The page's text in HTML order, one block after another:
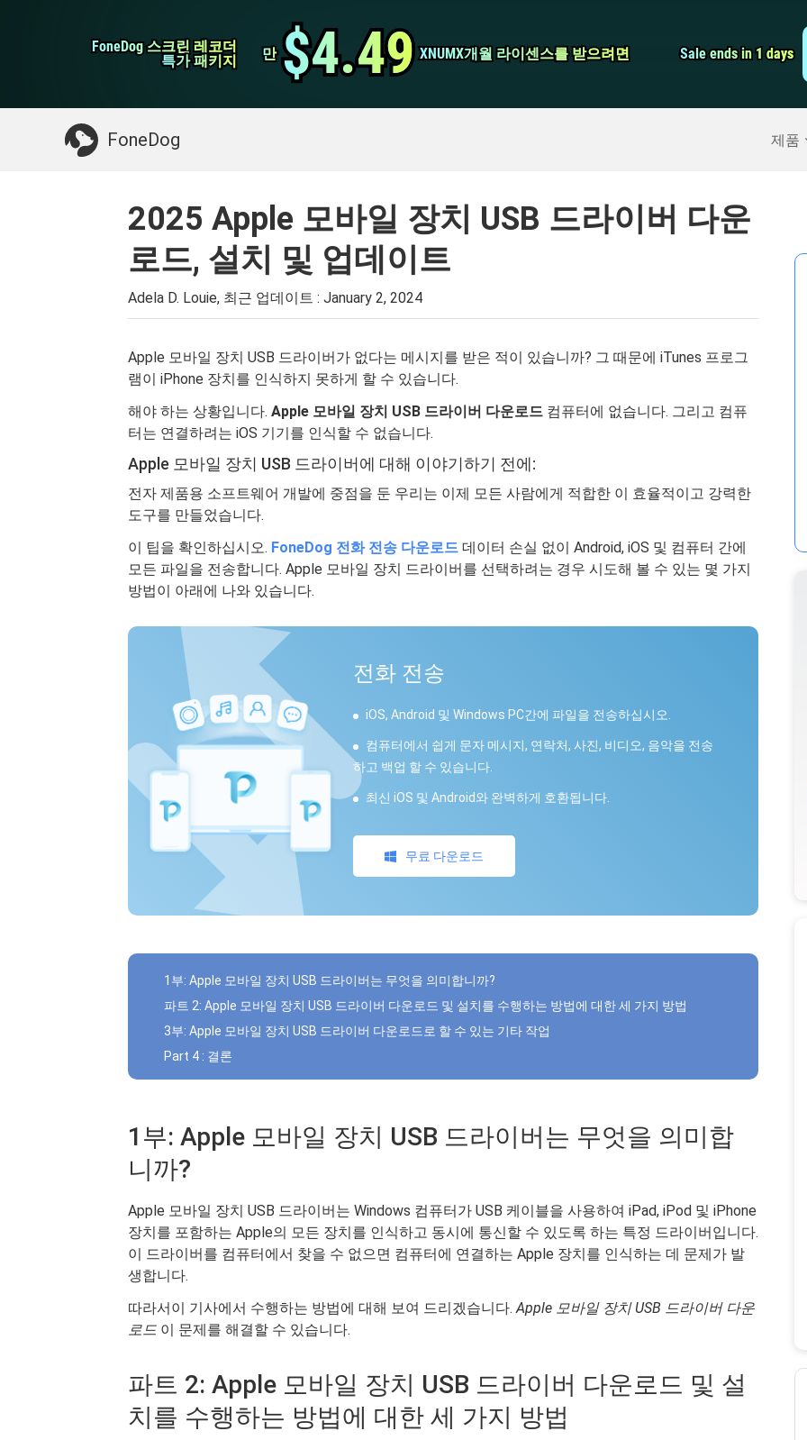
FoneDog 스크린 레코더
FoneDog 스크린 레코더
특가 패키지
특가 패키지 만
만 $4.49
$4.49 XNUMX개월 라이센스를 받으려면
XNUMX개월 라이센스를 받으려면 Sale ends in 1 days
Sale ends in 1 days
FoneDog 제품
iPhone 클리너 스크린 레코더
필요한 것 : Mac 정리
2025 Apple 모바일 장치 USB 드라이버 다운
로드, 설치 및 업데이트
Adela D. Louie, 최근 업데이트 : January 2, 2024
Apple 모바일 장치 USB 드라이버가 없다는 메시지를 받은 적이 있습니까? 그 때문에 iTunes 프로그
램이 iPhone 장치를 인식하지 못하게 할 수 있습니다.
해야 하는 상황입니다. Apple 모바일 장치 USB 드라이버 다운로드 컴퓨터에 없습니다. 그리고 컴퓨
터는 연결하려는 iOS 기기를 인식할 수 없습니다.
Apple 모바일 장치 USB 드라이버에 대해 이야기하기 전에:
전자 제품용 소프트웨어 개발에 중점을 둔 우리는 이제 모든 사람에게 적합한 이 효율적이고 강력한
도구를 만들었습니다.
이 팁을 확인하십시오. FoneDog 전화 전송 다운로드 데이터 손실 없이 Android, iOS 및 컴퓨터 간에
모든 파일을 전송합니다. Apple 모바일 장치 드라이버를 선택하려는 경우 시도해 볼 수 있는 몇 가지
방법이 아래에 나와 있습니다.
전화 전송
iOS, Android 및 Windows PC간에 파일을 전송하십시오.
컴퓨터에서 쉽게 문자 메시지, 연락처, 사진, 비디오, 음악을 전송
하고 백업 할 수 있습니다.
최신 iOS 및 Android와 완벽하게 호환됩니다.
무료 다운로드
1부: Apple 모바일 장치 USB 드라이버는 무엇을 의미합니까?
파트 2: Apple 모바일 장치 USB 드라이버 다운로드 및 설치를 수행하는 방법에 대한 세 가지 방법
3부: Apple 모바일 장치 USB 드라이버 다운로드로 할 수 있는 기타 작업
Part 4 : 결론
1부: Apple 모바일 장치 USB 드라이버는 무엇을 의미합
니까?
Apple 모바일 장치 USB 드라이버는 Windows 컴퓨터가 USB 케이블을 사용하여 iPad, iPod 및 iPhone
장치를 포함하는 Apple의 모든 장치를 인식하고 동시에 통신할 수 있도록 하는 특정 드라이버입니다.
이 드라이버를 컴퓨터에서 찾을 수 없으면 컴퓨터에 연결하는 Apple 장치를 인식하는 데 문제가 발
생합니다.
따라서이 기사에서 수행하는 방법에 대해 보여 드리겠습니다.Apple 모바일 장치 USB 드라이버 다운
로드 이 문제를 해결할 수 있습니다.
파트 2: Apple 모바일 장치 USB 드라이버 다운로드 및 설
치를 수행하는 방법에 대한 세 가지 방법